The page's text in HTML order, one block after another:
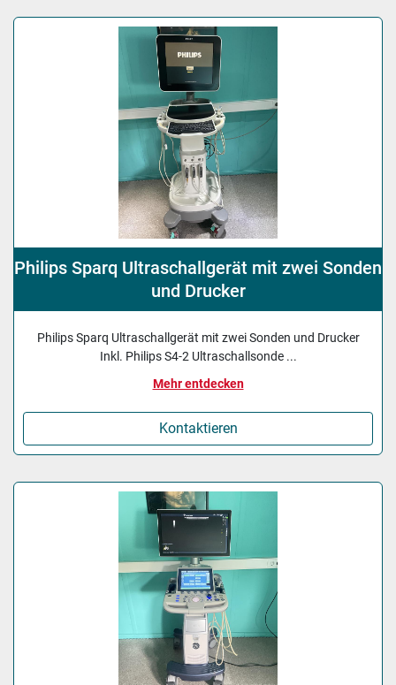
Philips Sparq Ultraschallgerät mit zwei Sonden
und Drucker
Philips Sparq Ultraschallgerät mit zwei Sonden und Drucker
Inkl. Philips S4-2 Ultraschallsonde ...
Mehr entdecken
Kontaktieren